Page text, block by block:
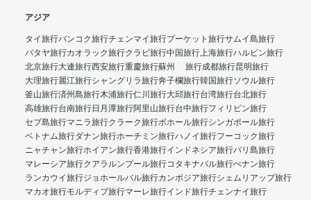
アジア
タイ旅行バンコク旅行チェンマイ旅行プーケット旅行サムイ島旅行
パタヤ旅行カオラック旅行クラビ旅行中国旅行上海旅行ハルビン旅行
北京旅行大連旅行西安旅行重慶旅行蘇州 旅行成都旅行昆明旅行
大理旅行麗江旅行シャングリラ旅行奔子欄旅行韓国旅行ソウル旅行
釜山旅行済州島旅行木浦旅行仁川旅行大邱旅行台湾旅行台北旅行
高雄旅行台南旅行日月潭旅行阿里山旅行台中旅行フィリピン旅行
セブ島旅行マニラ旅行クラーク旅行ボホール旅行シンガポール旅行
ベトナム旅行ダナン旅行ホーチミン旅行ハノイ旅行フーコック旅行
ニャチャン旅行ホイアン旅行香港旅行インドネシア旅行バリ島旅行
マレーシア旅行クアラルンプール旅行コタキナバル旅行ぺナン旅行
ランカウイ旅行ジョホールバル旅行カンボジア旅行シェムリアップ旅行
マカオ旅行モルディブ旅行マーレ旅行インド旅行チェンナイ旅行